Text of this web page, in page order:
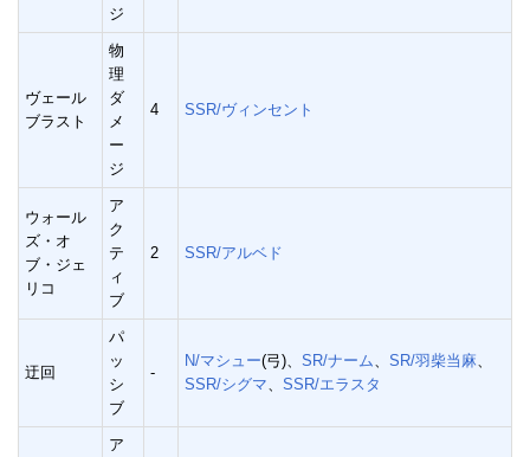
ジ
ヴェール
ブラスト
物
理
ダ
メ
ー
ジ
4 SSR/ヴィンセント
ウォール
ズ・オ
ブ・ジェ
リコ
ア
ク
テ
ィ
ブ
2 SSR/アルベド
迂回
パ
ッ
シ
ブ
-
N/マシュー(弓)、 SR/ナーム SR/羽柴当麻
SSR/シグマ
SSR/エラスタ
ア